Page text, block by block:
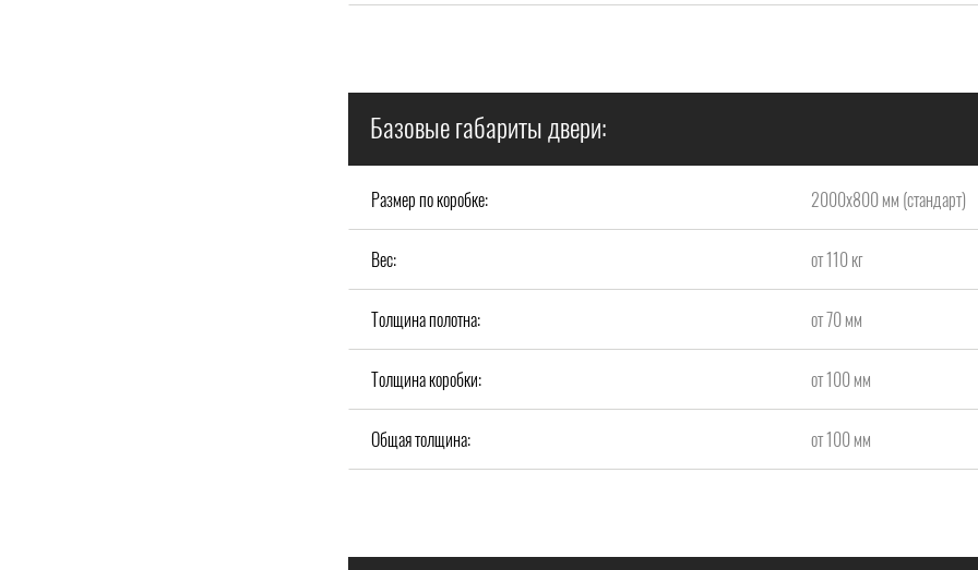
Базовые габариты двери:
Размер по коробке: 2000x800 мм (стандарт)
Вес: от 110 кг
Толщина полотна: от 70 мм
Толщина коробки: от 100 мм
Общая толщина: от 100 мм